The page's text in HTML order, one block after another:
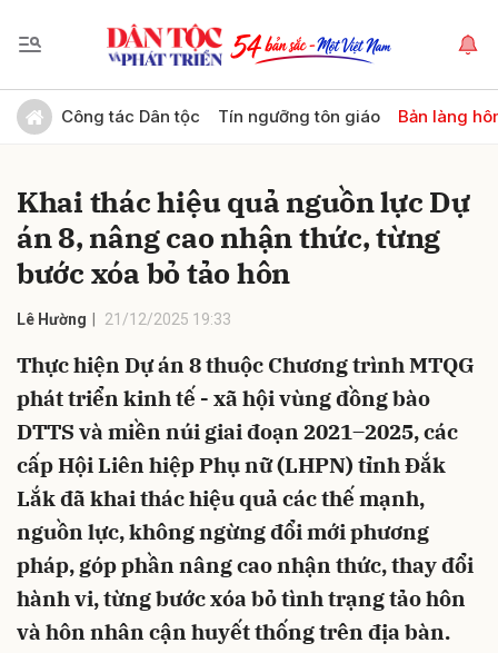
Công tác Dân tộc Tín ngưỡng tôn giáo Bản làng
Khai thác hiệu quả nguồn lực Dự
án 8, nâng cao nhận thức, từng
bước xóa bỏ tảo hôn
Lê Hường 21/12/2025 19:33
Thực hiện Dự án 8 thuộc Chương trình MTQG
phát triển kinh tế - xã hội vùng đồng bào
DTTS và miền núi giai đoạn 2021–2025, các
cấp Hội Liên hiệp Phụ nữ (LHPN) tỉnh Đắk
Lắk đã khai thác hiệu quả các thế mạnh,
nguồn lực, không ngừng đổi mới phương
pháp, góp phần nâng cao nhận thức, thay đổi
hành vi, từng bước xóa bỏ tình trạng tảo hôn
và hôn nhân cận huyết thống trên địa bàn.
Gửi bình luận